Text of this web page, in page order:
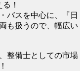
！
バスを中心に、『日
も扱うので、幅広い
整備士としての市場